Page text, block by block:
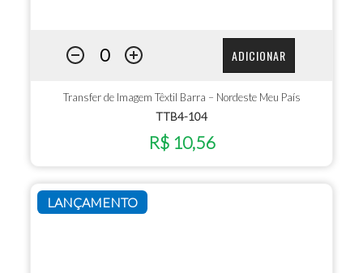
ADICIONAR
Transfer de Imagem Têxtil Barra – Nordeste Meu País
TTB4-104
R$ 10,56
LANÇAMENTO